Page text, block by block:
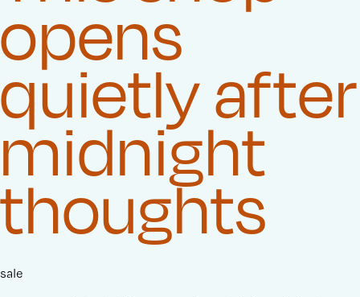
opens
quietly after
midnight
thoughts
sale